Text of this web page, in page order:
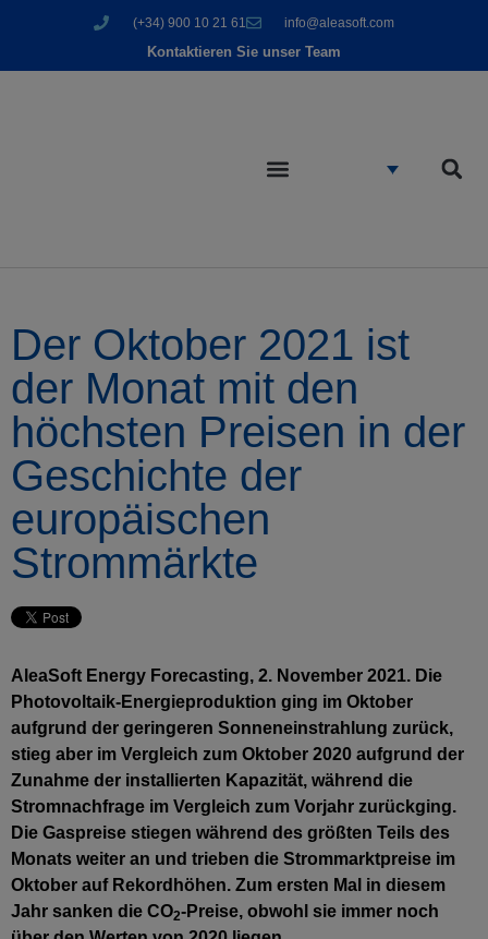
(+34) 900 10 21 61 info@aleasoft.com
Kontaktieren Sie unser Team
Der Oktober 2021 ist
der Monat mit den
höchsten Preisen in der
Geschichte der
europäischen
Strommärkte
AleaSoft Energy Forecasting, 2. November 2021. Die
Photovoltaik-Energieproduktion ging im Oktober
aufgrund der geringeren Sonneneinstrahlung zurück,
stieg aber im Vergleich zum Oktober 2020 aufgrund der
Zunahme der installierten Kapazität, während die
Stromnachfrage im Vergleich zum Vorjahr zurückging.
Die Gaspreise stiegen während des größten Teils des
Monats weiter an und trieben die Strommarktpreise im
Oktober auf Rekordhöhen. Zum ersten Mal in diesem
Jahr sanken die CO2-Preise, obwohl sie immer noch